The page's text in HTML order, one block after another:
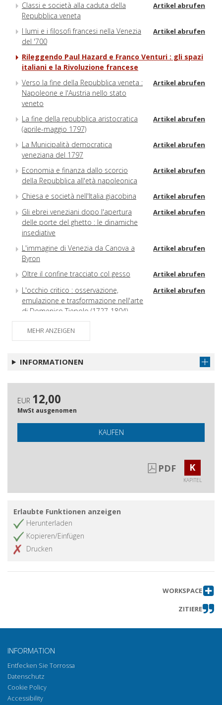
Classi e società alla caduta della
Repubblica veneta
Artikel abrufen
I lumi e i filosofi francesi nella Venezia
del '700
Artikel abrufen
Rileggendo Paul Hazard e Franco Venturi : gli spazi
italiani e la Rivoluzione francese
Verso la fine della Repubblica veneta :
Napoleone e l'Austria nello stato
veneto
Artikel abrufen
La fine della repubblica aristocratica
(aprile-maggio 1797)
Artikel abrufen
La Municipalità democratica
veneziana del 1797
Artikel abrufen
Economia e finanza dallo scorcio
della Repubblica all'età napoleonica
Artikel abrufen
Chiesa e società nell'Italia giacobina Artikel abrufen
Gli ebrei veneziani dopo l'apertura
delle porte del ghetto : le dinamiche
insediative
Artikel abrufen
L'immagine di Venezia da Canova a
Byron
Artikel abrufen
Oltre il confine tracciato col gesso Artikel abrufen
L'occhio critico : osservazione,
emulazione e trasformazione nell'arte
di Domenico Tiepolo (1727-1804)
Artikel abrufen
e Nievo
Prima e dopo : Goethe e Wagner
Indice dei nomi
MEHR ANZEIGEN
INFORMATIONEN
EUR 12,00
MwSt ausgenomen
KAUFEN
PDF K
KAPITEL
Erlaubte Funktionen anzeigen
Herunterladen
Kopieren/Einfügen
Drucken
WORKSPACE
ZITIERE
INFORMATION
Entfecken Sie Torrossa
Datenschutz
Cookie Policy
Accessibility